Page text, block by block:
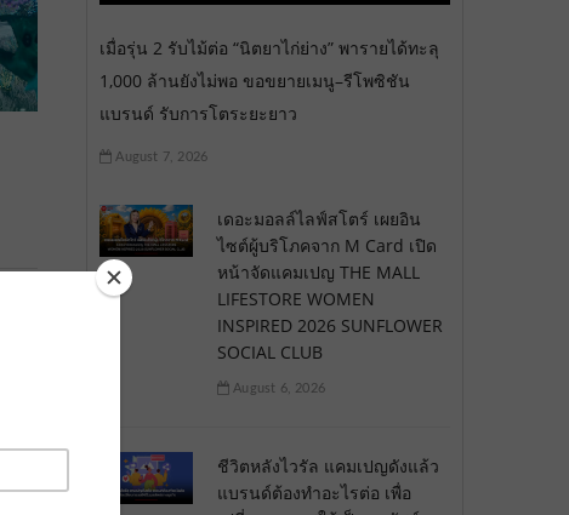
เมื่อรุ่น 2 รับไม้ต่อ “นิตยาไก่ย่าง” พารายได้ทะลุ
1,000 ล้านยังไม่พอ ขอขยายเมนู–รีโพซิชัน
แบรนด์ รับการโตระยะยาว
August 7, 2026
เดอะมอลล์ไลฟ์สโตร์ เผยอิน
ไซต์ผู้บริโภคจาก M Card เปิด
หน้าจัดแคมเปญ THE MALL
LIFESTORE WOMEN
INSPIRED 2026 SUNFLOWER
SOCIAL CLUB
August 6, 2026
ชีวิตหลังไวรัล แคมเปญดังแล้ว
แบรนด์ต้องทำอะไรต่อ เพื่อ